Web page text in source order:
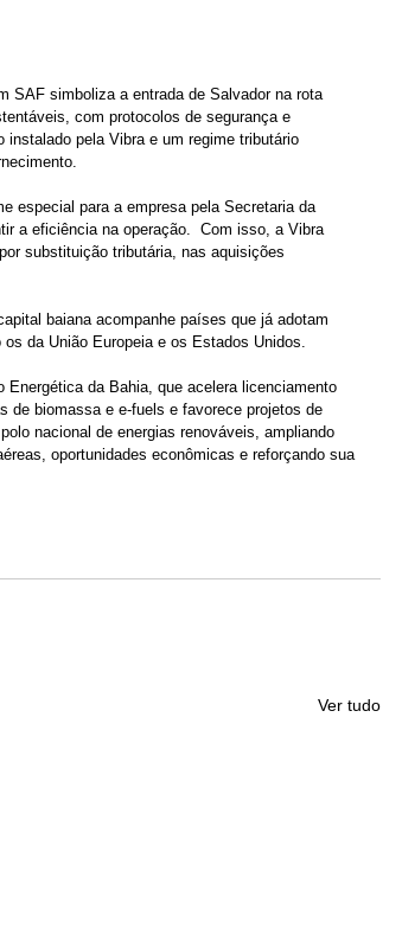
SAF simboliza a entrada de Salvador na rota
com protocolos de segurança e
pela Vibra e um regime tributário
especial para a empresa pela Secretaria da
a eficiência na operação.  Com isso, a Vibra
substituição tributária, nas aquisições
baiana acompanhe países que já adotam
da União Europeia e os Estados Unidos.
da Bahia, que acelera licenciamento
de biomassa e e-fuels e favorece projetos de
nacional de energias renováveis, ampliando
oportunidades econômicas e reforçando sua
Ver tudo